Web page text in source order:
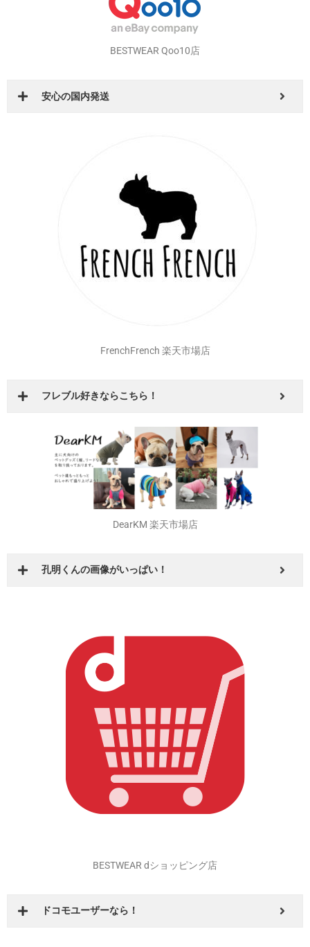
BESTWEAR Qoo10店
安心の国内発送
FrenchFrench 楽天市場店
フレブル好きならこちら！
DearKM 楽天市場店
孔明くんの画像がいっぱい！
BESTWEAR dショッピング店
ドコモユーザーなら！